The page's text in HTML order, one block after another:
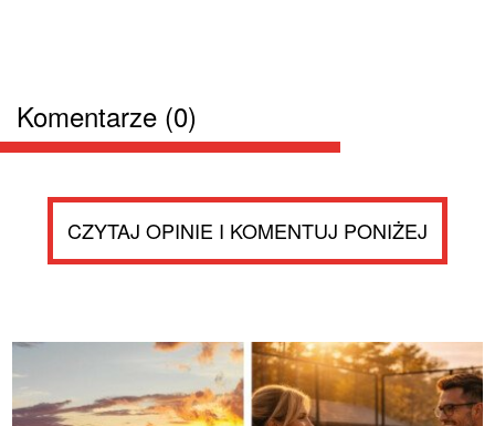
Komentarze (0)
CZYTAJ OPINIE I KOMENTUJ PONIŻEJ